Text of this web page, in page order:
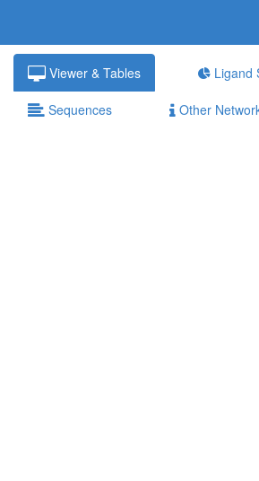
Viewer & Tables Ligand
Sequences Other